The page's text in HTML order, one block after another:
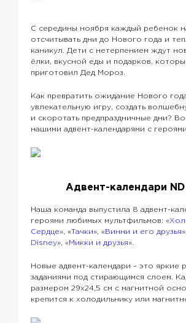
С середины ноября каждый ребенок
отсчитывать дни до Нового года и
каникул. Дети с нетерпением ждут
ёлки, вкусной еды и подарков,
приготовил Дед Мороз.
Как превратить ожидание Нового
увлекательную игру, создать
и скоротать предпраздничные дни?
нашими адвент-календарями с
Адвент-календари ND
Наша команда выпустила 8 адвент-
героями любимых мультфильмов: «
Сердце», «Тачки», «Винни и его друзья
Disney», «Микки и друзья».
Новые адвент-календари – это яркие
заданиями под стирающимся слоем.
размером 29х24,5 см с магнитной
крепится к холодильнику или